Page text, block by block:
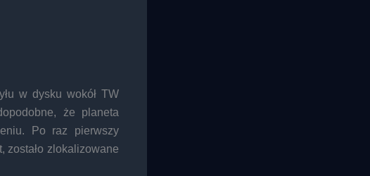
w dysku wokół TW
że planeta
Po raz pierwszy
zostało zlokalizowane